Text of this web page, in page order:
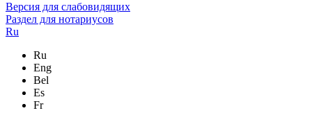
Версия для слабовидящих
Раздел для нотариусов
Ru
Ru
Eng
Bel
Es
Fr